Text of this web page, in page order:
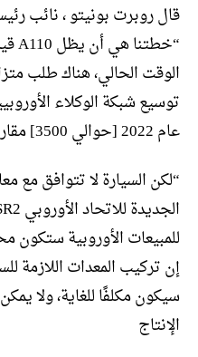
الوقت الحالي، هناك طلب
توسيع شبكة الوكلاء
عام 2022 [حوالي 3500] مقارنة بالعام السابق.
“لكن السيارة لا تتوافق مع
إن تركيب المعدات اللازمة
سيكون مكلفًا للغاية، ولا
الإنتاج